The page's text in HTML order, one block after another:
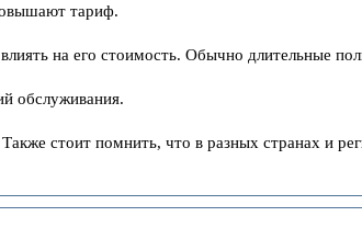
тариф.
на его стоимость. Обычно длительные
обслуживания.
стоит помнить, что в разных странах и